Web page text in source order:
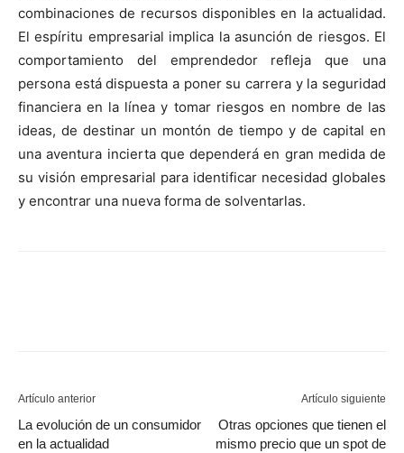
combinaciones de recursos disponibles en la actualidad.
El espíritu empresarial implica la asunción de riesgos. El
comportamiento del emprendedor refleja que una
persona está dispuesta a poner su carrera y la seguridad
financiera en la línea y tomar riesgos en nombre de las
ideas, de destinar un montón de tiempo y de capital en
una aventura incierta que dependerá en gran medida de
su visión empresarial para identificar necesidad globales
y encontrar una nueva forma de solventarlas.
Artículo anterior
La evolución de un consumidor
en la actualidad
Artículo siguiente
Otras opciones que tienen el
mismo precio que un spot de